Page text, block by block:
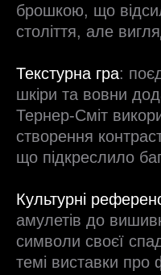
брошкою, що
століття, але
Текстурна гра:
шкіри та вовни
Тернер-Сміт
створення
що підкреслило
Культурні
амулетів до
символи своєї
темі виставки про